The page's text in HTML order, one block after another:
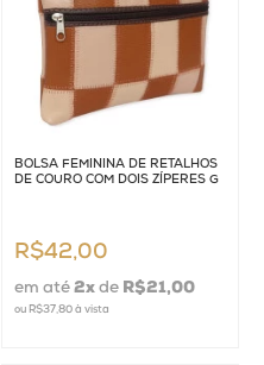
BOLSA FEMININA DE RETALHOS
DE COURO COM DOIS ZÍPERES G
R$42,00
em até 2xde R$21,00
ou R$37,80à vista